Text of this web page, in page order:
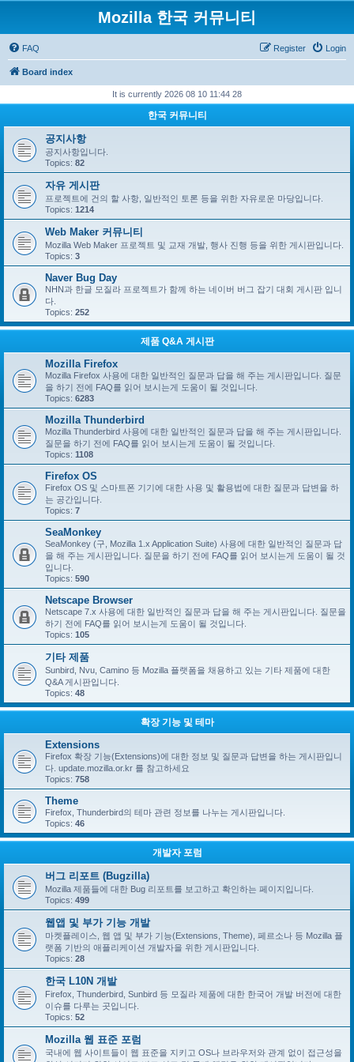
Mozilla 한국 커뮤니티
FAQ Login
Register
Board index
It is currently 2026 08 10 11:44 28
한국 커뮤니티
공지사항
공지사항입니다.
Topics: 82
자유 게시판
프로젝트에 건의 할 사항, 일반적인 토론 등을 위한 자유로운 마당입니다.
Topics: 1214
Web Maker 커뮤니티
Mozilla Web Maker 프로젝트 및 교재 개발, 행사 진행 등을 위한 게시판입니다.
Topics: 3
Naver Bug Day
NHN과 한글 모질라 프로젝트가 함께 하는 네이버 버그 잡기 대회 게시판 입니
다.
Topics: 252
제품 Q&A 게시판
Mozilla Firefox
Mozilla Firefox 사용에 대한 일반적인 질문과 답을 해 주는 게시판입니다. 질문
을 하기 전에 FAQ를 읽어 보시는게 도움이 될 것입니다.
Topics: 6283
Mozilla Thunderbird
Mozilla Thunderbird 사용에 대한 일반적인 질문과 답을 해 주는 게시판입니다.
질문을 하기 전에 FAQ를 읽어 보시는게 도움이 될 것입니다.
Topics: 1108
Firefox OS
Firefox OS 및 스마트폰 기기에 대한 사용 및 활용법에 대한 질문과 답변을 하
는 공간입니다.
Topics: 7
SeaMonkey
SeaMonkey (구, Mozilla 1.x Application Suite) 사용에 대한 일반적인 질문과 답
을 해 주는 게시판입니다. 질문을 하기 전에 FAQ를 읽어 보시는게 도움이 될 것
입니다.
Topics: 590
Netscape Browser
Netscape 7.x 사용에 대한 일반적인 질문과 답을 해 주는 게시판입니다. 질문을
하기 전에 FAQ를 읽어 보시는게 도움이 될 것입니다.
Topics: 105
기타 제품
Sunbird, Nvu, Camino 등 Mozilla 플랫폼을 채용하고 있는 기타 제품에 대한
Q&A 게시판입니다.
Topics: 48
확장 기능 및 테마
Extensions
Firefox 확장 기능(Extensions)에 대한 정보 및 질문과 답변을 하는 게시판입니
다. update.mozilla.or.kr 를 참고하세요
Topics: 758
Theme
Firefox, Thunderbird의 테마 관련 정보를 나누는 게시판입니다.
Topics: 46
개발자 포럼
버그 리포트 (Bugzilla)
Mozilla 제품들에 대한 Bug 리포트를 보고하고 확인하는 페이지입니다.
Topics: 499
웹앱 및 부가 기능 개발
마켓플레이스, 웹 앱 및 부가 기능(Extensions, Theme), 페르소나 등 Mozilla 플
랫폼 기반의 애플리케이션 개발자을 위한 게시판입니다.
Topics: 28
한국 L10N 개발
Firefox, Thunderbird, Sunbird 등 모질라 제품에 대한 한국어 개발 버전에 대한
이슈를 다루는 곳입니다.
Topics: 52
Mozilla 웹 표준 포럼
국내에 웹 사이트들이 웹 표준을 지키고 OS나 브라우저와 관계 없이 접근성을